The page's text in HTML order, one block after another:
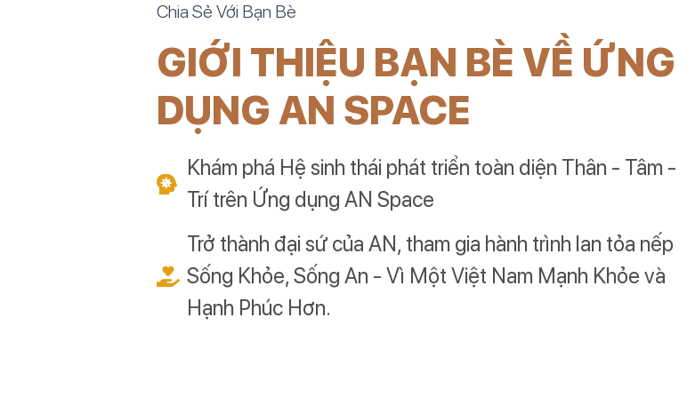
Chia Sẻ Với Bạn Bè
GIỚI THIỆU BẠN BÈ VỀ ỨNG
DỤNG AN SPACE
Khám phá Hệ sinh thái phát triển toàn diện Thân - Tâm -
Trí trên Ứng dụng AN Space
Trở thành đại sứ của AN, tham gia hành trình lan tỏa nếp
Sống Khỏe, Sống An - Vì Một Việt Nam Mạnh Khỏe và
Hạnh Phúc Hơn.